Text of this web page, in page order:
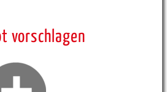
vorschlagen